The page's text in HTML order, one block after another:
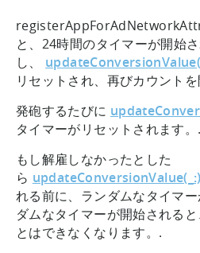
と、24時間のタイマーが開始
し、
リセットされ、再びカウント
発砲するたびに
タイマーがリセットされます。.
もし解雇しなかったとした
ら updateConversionValue(_:)
れる前に、ランダムなタイマ
ダムなタイマーが開始される
とはできなくなります。.